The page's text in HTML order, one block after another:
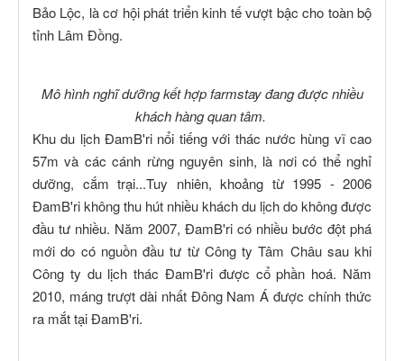
Bảo Lộc, là cơ hội phát triển kinh tế vượt bậc cho toàn bộ
tỉnh Lâm Đồng.
Mô hình nghĩ dưỡng kết hợp farmstay đang được nhiều
khách hàng quan tâm.
Khu du lịch ĐamB'ri nổi tiếng với thác nước hùng vĩ cao
57m và các cánh rừng nguyên sinh, là nơi có thể nghỉ
dưỡng, cắm trại...Tuy nhiên, khoảng từ 1995 - 2006
ĐamB'ri không thu hút nhiều khách du lịch do không được
đầu tư nhiều. Năm 2007, ĐamB'ri có nhiều bước đột phá
mới do có nguồn đầu tư từ Công ty Tâm Châu sau khi
Công ty du lịch thác ĐamB'ri được cổ phần hoá. Năm
2010, máng trượt dài nhất Đông Nam Á được chính thức
ra mắt tại ĐamB'ri.